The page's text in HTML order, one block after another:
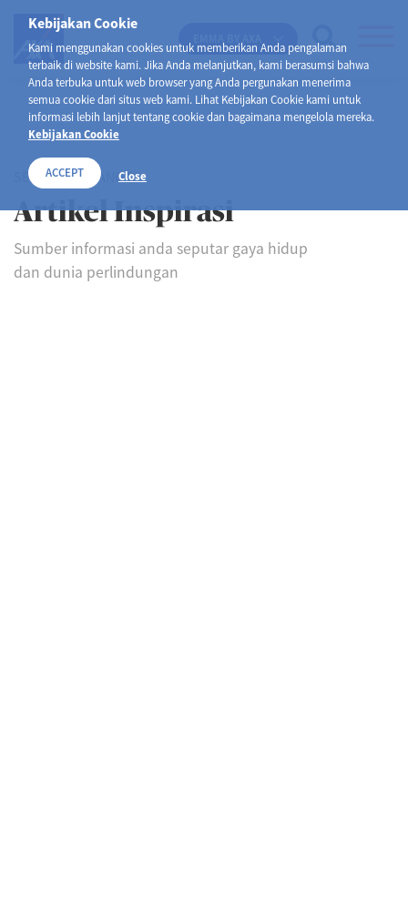
Kebijakan Cookie
Kami menggunakan cookies untuk memberikan Anda pengalaman
terbaik di website kami. Jika Anda melanjutkan, kami berasumsi bahwa
Anda terbuka untuk web browser yang Anda pergunakan menerima
semua cookie dari situs web kami. Lihat Kebijakan Cookie kami untuk
informasi lebih lanjut tentang cookie dan bagaimana mengelola mereka.
Kebijakan Cookie
ACCEPT Close
SELAMAT DATANG DI
Artikel Inspirasi
Sumber informasi anda seputar gaya hidup
dan dunia perlindungan